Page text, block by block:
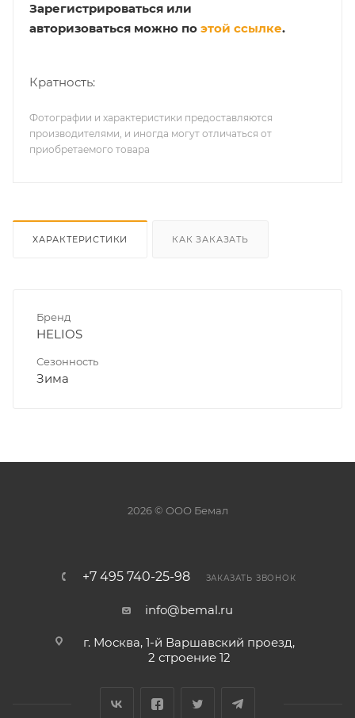
Зарегистрироваться или
авторизоваться можно по этой ссылке.
Кратность:
Фотографии и характеристики предоставляются
производителями, и иногда могут отличаться от
приобретаемого товара
ХАРАКТЕРИСТИКИ КАК ЗАКАЗАТЬ
Бренд
HELIOS
Сезонность
Зима
2026 © ООО Бемал
+7 495 740-25-98 ЗАКАЗАТЬ ЗВОНОК
info@bemal.ru
г. Москва, 1-й Варшавский проезд,
2 строение 12